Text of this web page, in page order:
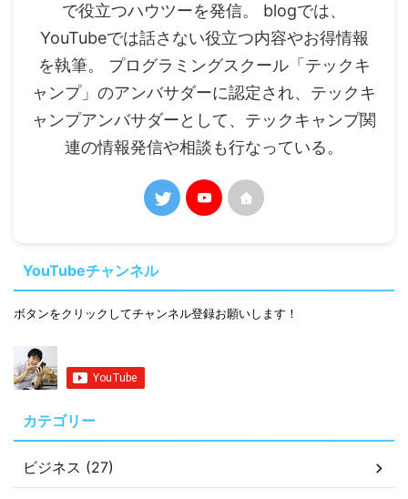
で役立つハウツーを発信。 blogでは、
YouTubeでは話さない役立つ内容やお得情報
を執筆。 プログラミングスクール「テックキ
ャンプ」のアンバサダーに認定され、テックキ
ャンプアンバサダーとして、テックキャンプ関
連の情報発信や相談も行なっている。
YouTubeチャンネル
ボタンをクリックしてチャンネル登録お願いします！
カテゴリー
ビジネス (27)